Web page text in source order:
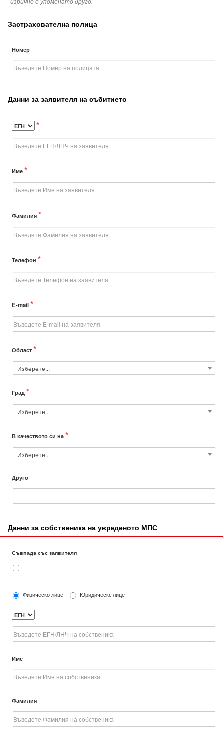
Застрахователна полица
Номер
Данни за заявителя на събитието
*
Име*
Фамилия*
Телефон*
E-mail*
Област*
Изберете...
Град*
Изберете...
В качеството си на*
Изберете...
Друго
Данни за собственика на увреденото МПС
Съвпада със заявителя
Физическо лице Юридическо лице
Име
Фамилия